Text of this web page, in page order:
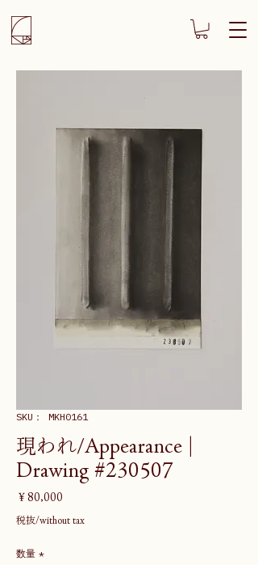
SKU： MKH0161
現われ/Appearance |
Drawing #230507
￥80,000
税抜/without tax
数量 *